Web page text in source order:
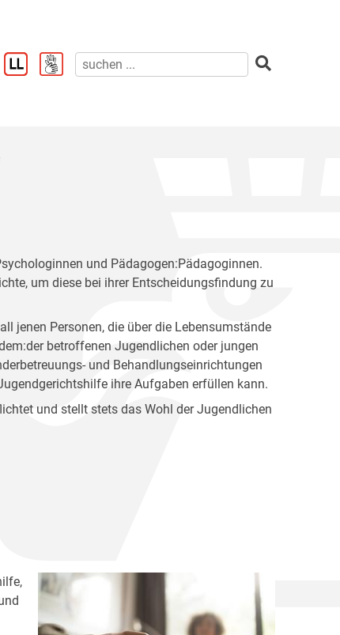
und Pädagogen:Pädagoginnen.
um diese bei ihrer Entscheidungsfindung zu
jenen Personen, die über die Lebensumstände
betroffenen Jugendlichen oder jungen
und Behandlungseinrichtungen
ihre Aufgaben erfüllen kann.
und stellt stets das Wohl der Jugendlichen